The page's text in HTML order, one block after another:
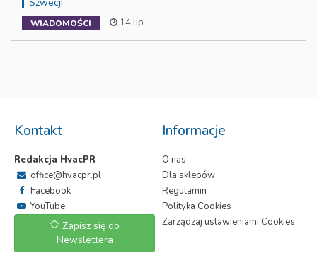
Szwecji
WIADOMOŚCI 14 lip
Kontakt
Redakcja HvacPR
office@hvacpr.pl
Facebook
YouTube
Zapisz się do
Newslettera
Informacje
O nas
Dla sklepów
Regulamin
Polityka Cookies
Zarządzaj ustawieniami Cookies